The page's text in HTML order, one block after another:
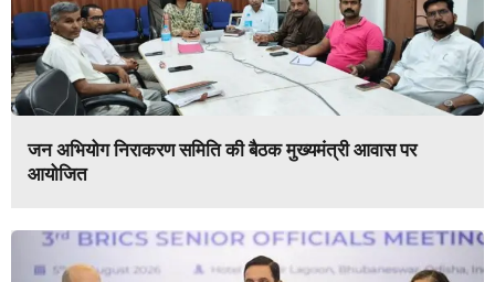
जन अभियोग निराकरण समिति की बैठक मुख्यमंत्री आवास पर
आयोजित